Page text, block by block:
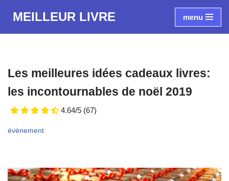
MEILLEUR LIVRE menu
Les meilleures idées cadeaux livres:
les incontournables de noël 2019
4.64/5 (67)
évènement